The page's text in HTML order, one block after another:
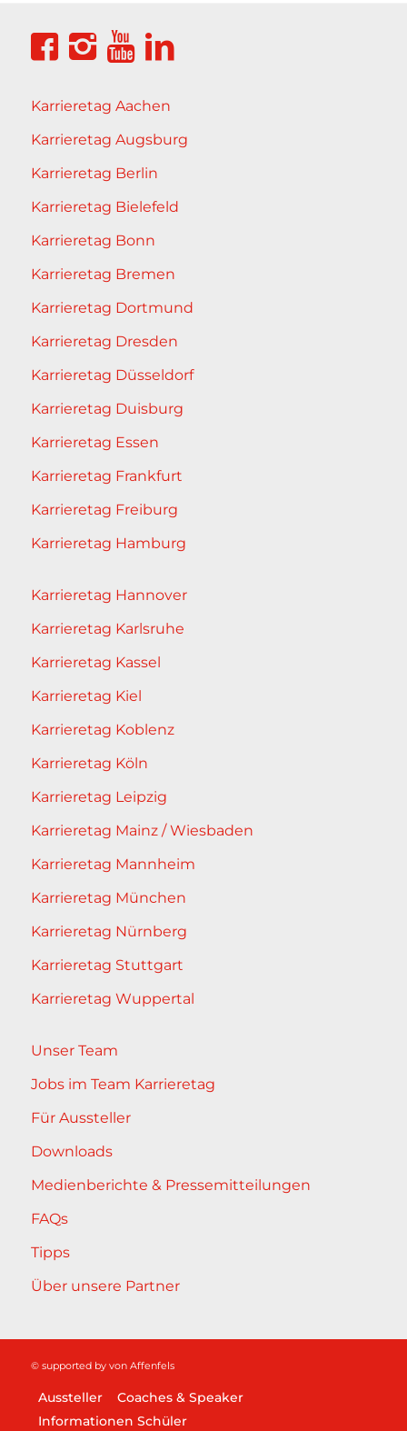
Karrieretag Aachen
Karrieretag Augsburg
Karrieretag Berlin
Karrieretag Bielefeld
Karrieretag Bonn
Karrieretag Bremen
Karrieretag Dortmund
Karrieretag Dresden
Karrieretag Düsseldorf
Karrieretag Duisburg
Karrieretag Essen
Karrieretag Frankfurt
Karrieretag Freiburg
Karrieretag Hamburg
Karrieretag Hannover
Karrieretag Karlsruhe
Karrieretag Kassel
Karrieretag Kiel
Karrieretag Koblenz
Karrieretag Köln
Karrieretag Leipzig
Karrieretag Mainz / Wiesbaden
Karrieretag Mannheim
Karrieretag München
Karrieretag Nürnberg
Karrieretag Stuttgart
Karrieretag Wuppertal
Unser Team
Jobs im Team Karrieretag
Für Aussteller
Downloads
Medienberichte & Pressemitteilungen
FAQs
Tipps
Über unsere Partner
© supported by von Affenfels
Aussteller
Coaches & Speaker
Informationen Schüler